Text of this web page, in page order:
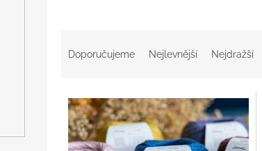
n
p
Doporučujeme Nejlevnější Nejdražší
V
p